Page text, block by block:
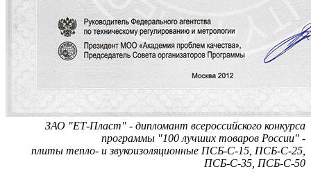
ЗАО "ЕТ-Пласт" - дипломант всероссийского конкурса
программы "100 лучших товаров России" -
плиты тепло- и звукоизоляционные ПСБ-С-15, ПСБ-С-25,
ПСБ-С-35, ПСБ-С-50